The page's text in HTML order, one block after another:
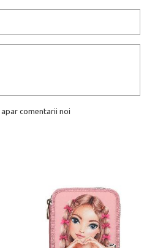
comentarii noi